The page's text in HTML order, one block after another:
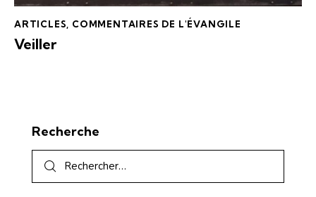
ARTICLES COMMENTAIRES DE L'ÉVANGILE
Veiller
Recherche